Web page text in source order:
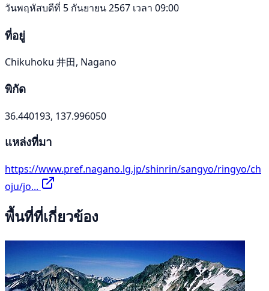
วันพฤหัสบดีที่ 5 กันยายน 2567 เวลา 09:00
ที่อยู่
Chikuhoku 井田, Nagano
พิกัด
36.440193, 137.996050
แหล่งที่มา
https://www.pref.nagano.lg.jp/shinrin/sangyo/ringyo/ch
oju/jo...
พื้นที่ที่เกี่ยวข้อง